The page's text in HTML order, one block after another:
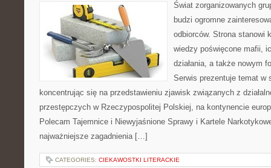
Świat zorganizowanych
budzi ogromne
odbiorców. Strona stanowi
wiedzy poświęcone mafii,
działania, a także nowym
Serwis prezentuje temat w
koncentrując się na przedstawieniu zjawisk związanych z
przestępczych w Rzeczypospolitej Polskiej, na kontynencie
Polecam Tajemnice i Niewyjaśnione Sprawy i Kartele
najważniejsze zagadnienia […]
CATEGORIES: CIEKAWOSTKI LITERACKIE